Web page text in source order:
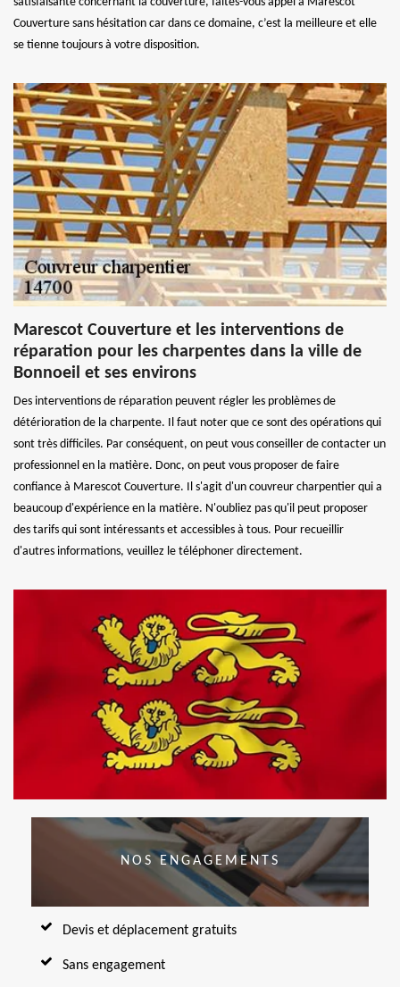
Couverture sans hésitation car dans ce domaine, c’est la meilleure et elle
se tienne toujours à votre disposition.
Marescot Couverture et les interventions de
réparation pour les charpentes dans la ville de
Bonnoeil et ses environs
Des interventions de réparation peuvent régler les problèmes de
détérioration de la charpente. Il faut noter que ce sont des opérations qui
sont très difficiles. Par conséquent, on peut vous conseiller de contacter un
professionnel en la matière. Donc, on peut vous proposer de faire
confiance à Marescot Couverture. Il s'agit d'un couvreur charpentier qui a
beaucoup d'expérience en la matière. N'oubliez pas qu'il peut proposer
des tarifs qui sont intéressants et accessibles à tous. Pour recueillir
d'autres informations, veuillez le téléphoner directement.
NOS ENGAGEMENTS
Devis et déplacement gratuits
Sans engagement